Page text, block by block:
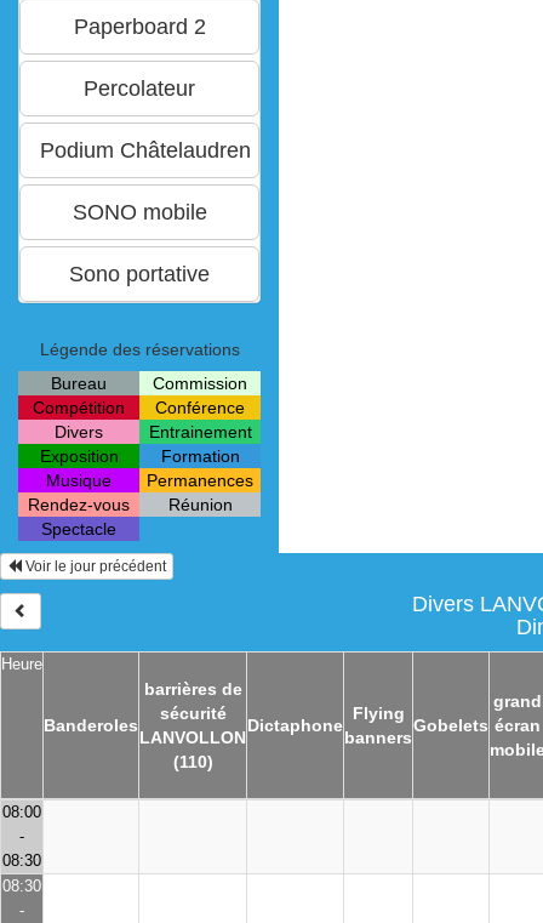
Légende des réservations
Bureau
Commission
Compétition
Conférence
Divers
Entrainement
Exposition
Formation
Musique
Permanences
Rendez-vous
Réunion
Spectacle
Voir le jour précédent
Divers
Heure
Banderoles
barrières de
sécurité
LANVOLLON
(110)
Dictaphone
Flying
banners
Gobelets
grand
écran
08:00
-
08:30
08:30
-